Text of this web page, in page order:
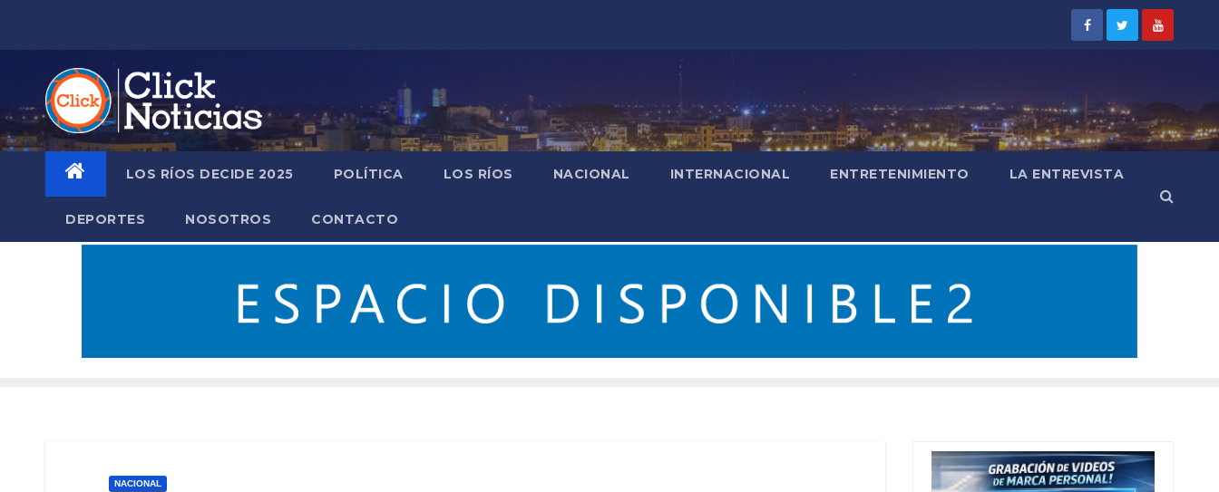
LOS RÍOS DECIDE 2025 POLÍTICA LOS RÍOS NACIONAL INTERNACIONAL ENTRETENIMIENTO LA ENTREVISTA
DEPORTES NOSOTROS CONTACTO
NACIONAL